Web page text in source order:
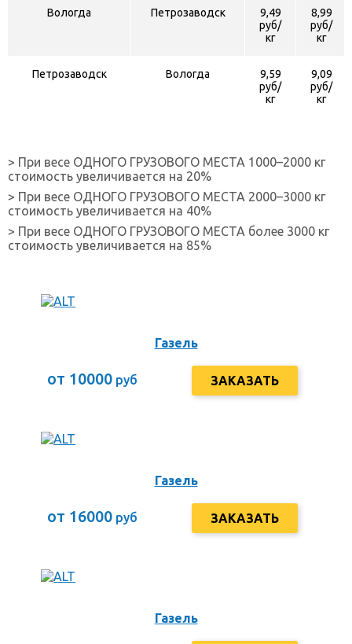
Вологда Петрозаводск
9,49
руб/
кг
8,99
руб/
кг
Петрозаводск Вологда
9,59
руб/
кг
9,09
руб/
кг
> При весе ОДНОГО ГРУЗОВОГО МЕСТА 1000–2000 кг
стоимость увеличивается на 20%
> При весе ОДНОГО ГРУЗОВОГО МЕСТА 2000–3000 кг
стоимость увеличивается на 40%
> При весе ОДНОГО ГРУЗОВОГО МЕСТА более 3000 кг
стоимость увеличивается на 85%
Газель
от 10000руб ЗАКАЗАТЬ
Газель
от 16000руб ЗАКАЗАТЬ
Газель